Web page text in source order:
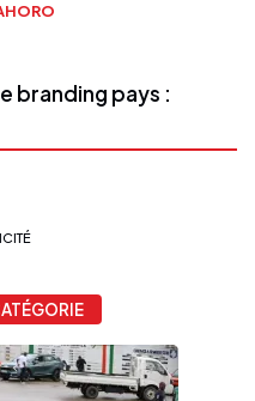
branding pays :